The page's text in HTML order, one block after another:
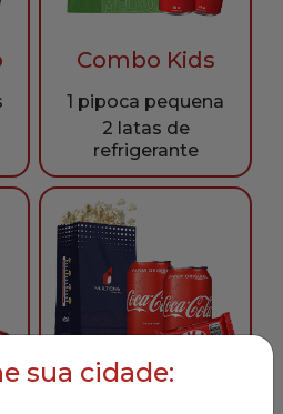
Combo Kids
1 pipoca pequena
2 latas de
refrigerante
sua cidade: